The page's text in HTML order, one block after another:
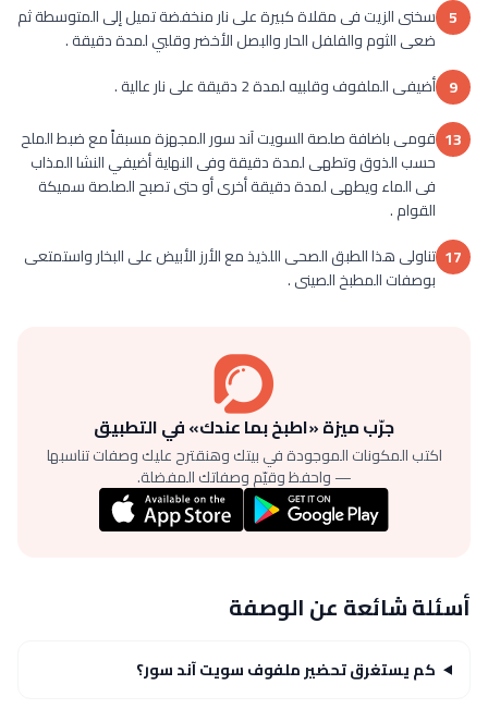
5 سخنى الزيت فى مقلاة كبيرة على نار منخفضة تميل إلى المتوسطة ثم
ضعى الثوم والفلفل الحار والبصل الأخضر وقلبي لمدة دقيقة .
9 أضيفى الملفوف وقلبيه لمدة 2 دقيقة على نار عالية .
13 قومى باضافة صلصة السويت آند سور المجهزة مسبقاً مع ضبط الملح
حسب الذوق وتطهى لمدة دقيقة وفى النهاية أضيفي النشا المذاب
فى الماء ويطهى لمدة دقيقة أخرى أو حتى تصبح الصلصة سميكة
القوام .
17 تناولى هذا الطبق الصحى اللذيذ مع الأرز الأبيض على البخار واستمتعى
بوصفات المطبخ الصينى .
جرّب ميزة «اطبخ بما عندك» في التطبيق
اكتب المكونات الموجودة في بيتك وهنقترح عليك وصفات تناسبها
— واحفظ وقيّم وصفاتك المفضلة.
أسئلة شائعة عن الوصفة
كم يستغرق تحضير ملفوف سويت آند سور؟